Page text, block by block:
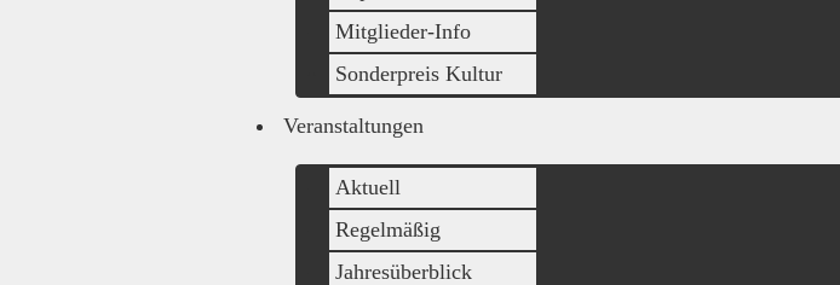
Mitglieder-Info
Sonderpreis Kultur
Veranstaltungen
Aktuell
Regelmäßig
Jahresüberblick